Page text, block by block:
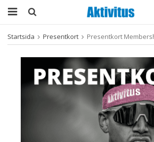
Startsida Presentkort Presentkort